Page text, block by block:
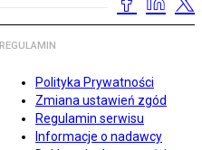
REGULAMIN
Polityka Prywatności
Zmiana ustawień zgód
Regulamin serwisu
Informacje o nadawcy